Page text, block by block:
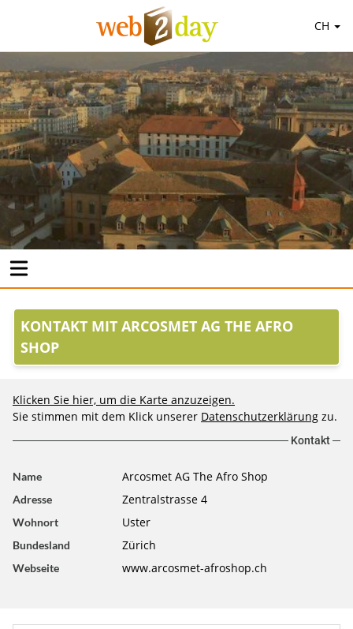
CH
KONTAKT MIT ARCOSMET AG THE AFRO
SHOP
Klicken Sie hier, um die Karte anzuzeigen.
Sie stimmen mit dem Klick unserer Datenschutzerklärung zu.
Kontakt
Name Arcosmet AG The Afro Shop
Adresse Zentralstrasse 4
Wohnort Uster
Bundesland Zürich
Webseite www.arcosmet-afroshop.ch